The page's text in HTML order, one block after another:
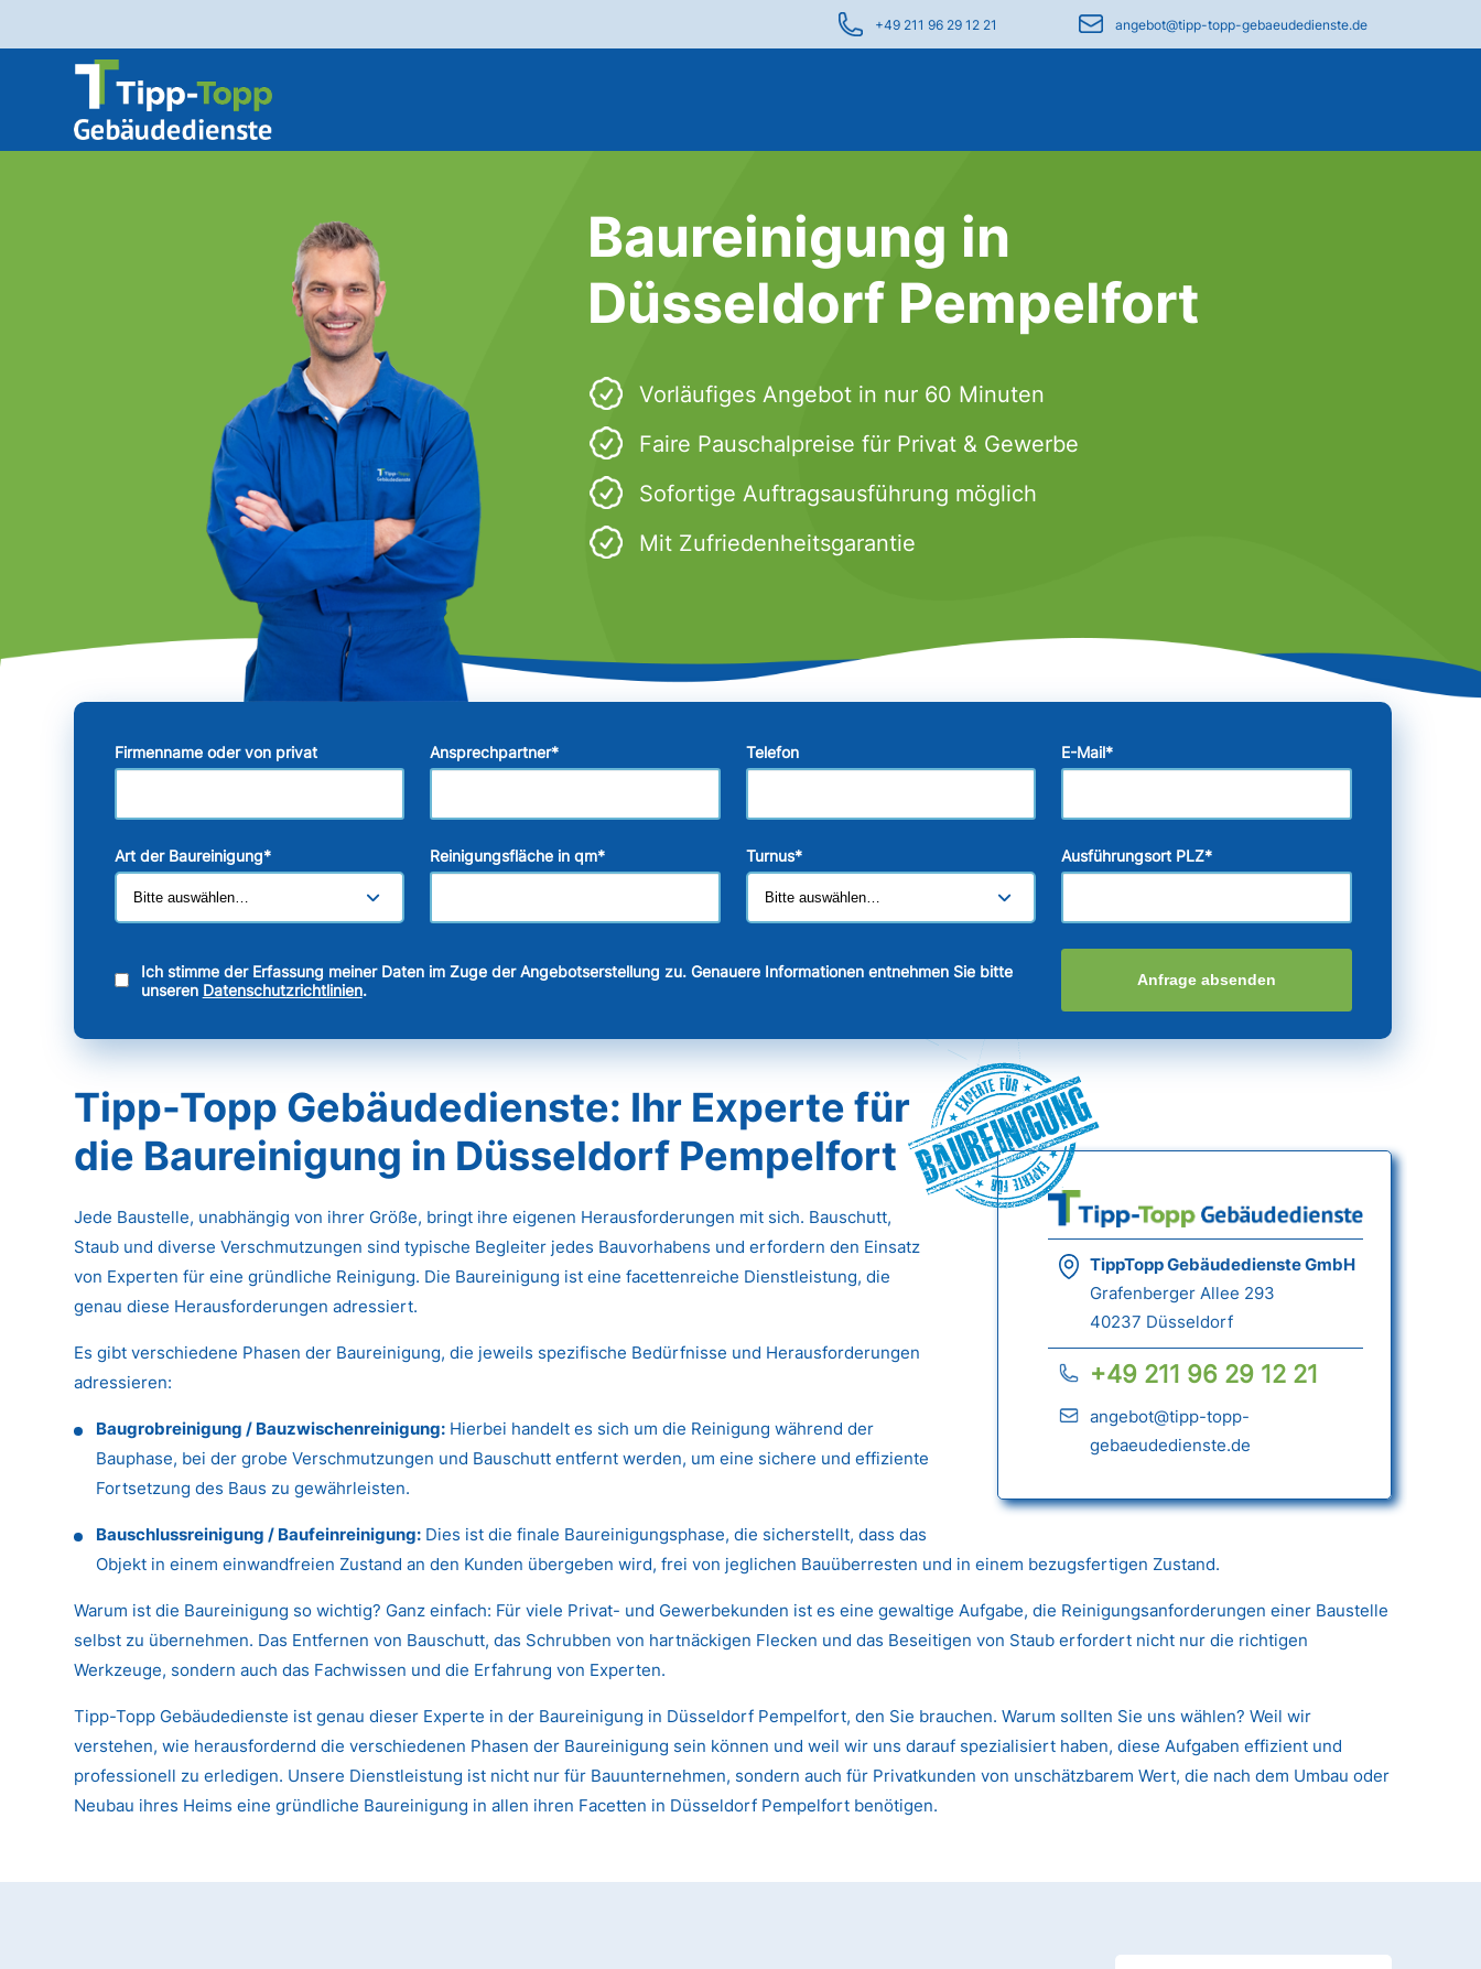
+49 211 96 29 12 21 angebot@tipp-topp-gebaeudedienste.de
Baureinigung in
Düsseldorf Pempelfort
Vorläufiges Angebot in nur 60 Minuten
Faire Pauschalpreise für Privat & Gewerbe
Sofortige Auftragsausführung möglich
Mit Zufriedenheitsgarantie
Firmenname oder von privat Ansprechpartner* Telefon E-Mail*
Art der Baureinigung* Reinigungsfläche in qm* Turnus* Ausführungsort PLZ*
Ich stimme der Erfassung meiner Daten im Zuge der Angebotserstellung zu. Genauere Informationen entnehmen Sie bitte
unseren Datenschutzrichtlinien.
Anfrage absenden
Tipp-Topp Gebäudedienste: Ihr Experte für
die Baureinigung in Düsseldorf Pempelfort Baureinigung
TippTopp Gebäudedienste GmbH
Grafenberger Allee 293
40237 Düsseldorf
+49 211 96 29 12 21
angebot@tipp-topp-
gebaeudedienste.de
Jede Baustelle, unabhängig von ihrer Größe, bringt ihre eigenen Herausforderungen mit sich. Bauschutt,
Staub und diverse Verschmutzungen sind typische Begleiter jedes Bauvorhabens und erfordern den Einsatz
von Experten für eine gründliche Reinigung. Die Baureinigung ist eine facettenreiche Dienstleistung, die
genau diese Herausforderungen adressiert.
Es gibt verschiedene Phasen der Baureinigung, die jeweils spezifische Bedürfnisse und Herausforderungen
adressieren:
Baugrobreinigung / Bauzwischenreinigung: Hierbei handelt es sich um die Reinigung während der
Bauphase, bei der grobe Verschmutzungen und Bauschutt entfernt werden, um eine sichere und effiziente
Fortsetzung des Baus zu gewährleisten.
Bauschlussreinigung / Baufeinreinigung: Dies ist die finale Baureinigungsphase, die sicherstellt, dass das
Objekt in einem einwandfreien Zustand an den Kunden übergeben wird, frei von jeglichen Bauüberresten und in einem bezugsfertigen Zustand.
Warum ist die Baureinigung so wichtig? Ganz einfach: Für viele Privat- und Gewerbekunden ist es eine gewaltige Aufgabe, die Reinigungsanforderungen einer Baustelle
selbst zu übernehmen. Das Entfernen von Bauschutt, das Schrubben von hartnäckigen Flecken und das Beseitigen von Staub erfordert nicht nur die richtigen
Werkzeuge, sondern auch das Fachwissen und die Erfahrung von Experten.
Tipp-Topp Gebäudedienste ist genau dieser Experte in der Baureinigung in Düsseldorf Pempelfort, den Sie brauchen. Warum sollten Sie uns wählen? Weil wir
verstehen, wie herausfordernd die verschiedenen Phasen der Baureinigung sein können und weil wir uns darauf spezialisiert haben, diese Aufgaben effizient und
professionell zu erledigen. Unsere Dienstleistung ist nicht nur für Bauunternehmen, sondern auch für Privatkunden von unschätzbarem Wert, die nach dem Umbau oder
Neubau ihres Heims eine gründliche Baureinigung in allen ihren Facetten in Düsseldorf Pempelfort benötigen.